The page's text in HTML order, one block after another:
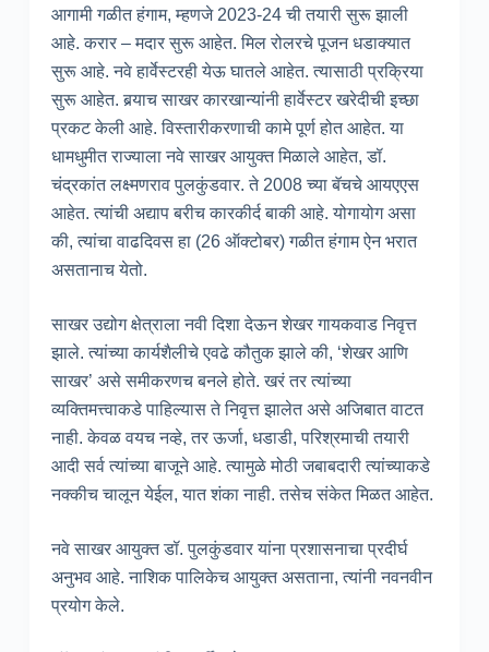
आगामी गळीत हंगाम, म्हणजे 2023-24 ची तयारी सुरू झाली
आहे. करार – मदार सुरू आहेत. मिल रोलरचे पूजन धडाक्यात
सुरू आहे. नवे हार्वेस्टरही येऊ घातले आहेत. त्यासाठी प्रक्रिया
सुरू आहेत. बर्‍याच साखर कारखान्यांनी हार्वेस्टर खरेदीची इच्छा
प्रकट केली आहे. विस्तारीकरणाची कामे पूर्ण होत आहेत. या
धामधुमीत राज्याला नवे साखर आयुक्त मिळाले आहेत, डॉ.
चंद्रकांत लक्ष्मणराव पुलकुंडवार. ते 2008 च्या बॅचचे आयएएस
आहेत. त्यांची अद्याप बरीच कारकीर्द बाकी आहे. योगायोग असा
की, त्यांचा वाढदिवस हा (26 ऑक्टोबर) गळीत हंगाम ऐन भरात
असतानाच येतो.
साखर उद्योग क्षेत्राला नवी दिशा देऊन शेखर गायकवाड निवृत्त
झाले. त्यांच्या कार्यशैलीचे एवढे कौतुक झाले की, ‘शेखर आणि
साखर’ असे समीकरणच बनले होते. खरं तर त्यांच्या
व्यक्तिमत्त्वाकडे पाहिल्यास ते निवृत्त झालेत असे अजिबात वाटत
नाही. केवळ वयच नव्हे, तर ऊर्जा, धडाडी, परिश्रमाची तयारी
आदी सर्व त्यांच्या बाजूने आहे. त्यामुळे मोठी जबाबदारी त्यांच्याकडे
नक्कीच चालून येईल, यात शंका नाही. तसेच संकेत मिळत आहेत.
नवे साखर आयुक्त डॉ. पुलकुंडवार यांना प्रशासनाचा प्रदीर्घ
अनुभव आहे. नाशिक पालिकेच आयुक्त असताना, त्यांनी नवनवीन
प्रयोग केले.